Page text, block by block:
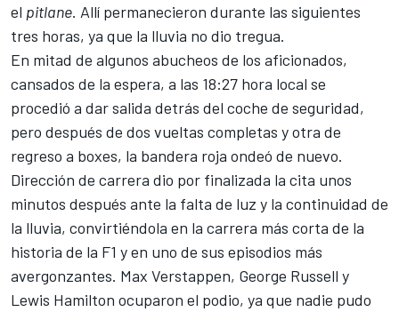
el pitlane. Allí permanecieron durante las siguientes
tres horas, ya que la lluvia no dio tregua.
En mitad de algunos abucheos de los aficionados,
cansados de la espera, a las 18:27 hora local se
procedió a dar salida detrás del coche de seguridad,
pero después de dos vueltas completas y otra de
regreso a boxes, la bandera roja ondeó de nuevo.
Dirección de carrera dio por finalizada la cita unos
minutos después ante la falta de luz y la continuidad de
la lluvia, convirtiéndola en la carrera más corta de la
historia de la F1 y en uno de sus episodios más
avergonzantes. Max Verstappen, George Russell y
Lewis Hamilton ocuparon el podio, ya que nadie pudo